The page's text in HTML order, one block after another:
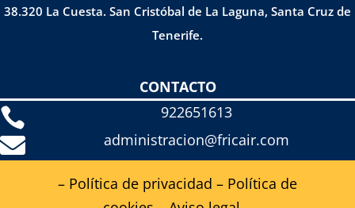
38.320 La Cuesta. San Cristóbal de La Laguna, Santa Cruz de
Tenerife.
CONTACTO
 922651613
 administracion@fricair.com
– Política de privacidad – Política de